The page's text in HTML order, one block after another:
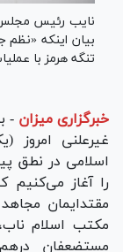
نایب رئیس
بیان اینکه
تنگه هرمز با
خبرگزاری میزان -
اسلامی در نطق
را آغاز می‌کنیم
مقتدایمان
مکتب اسلام
مستضعفان